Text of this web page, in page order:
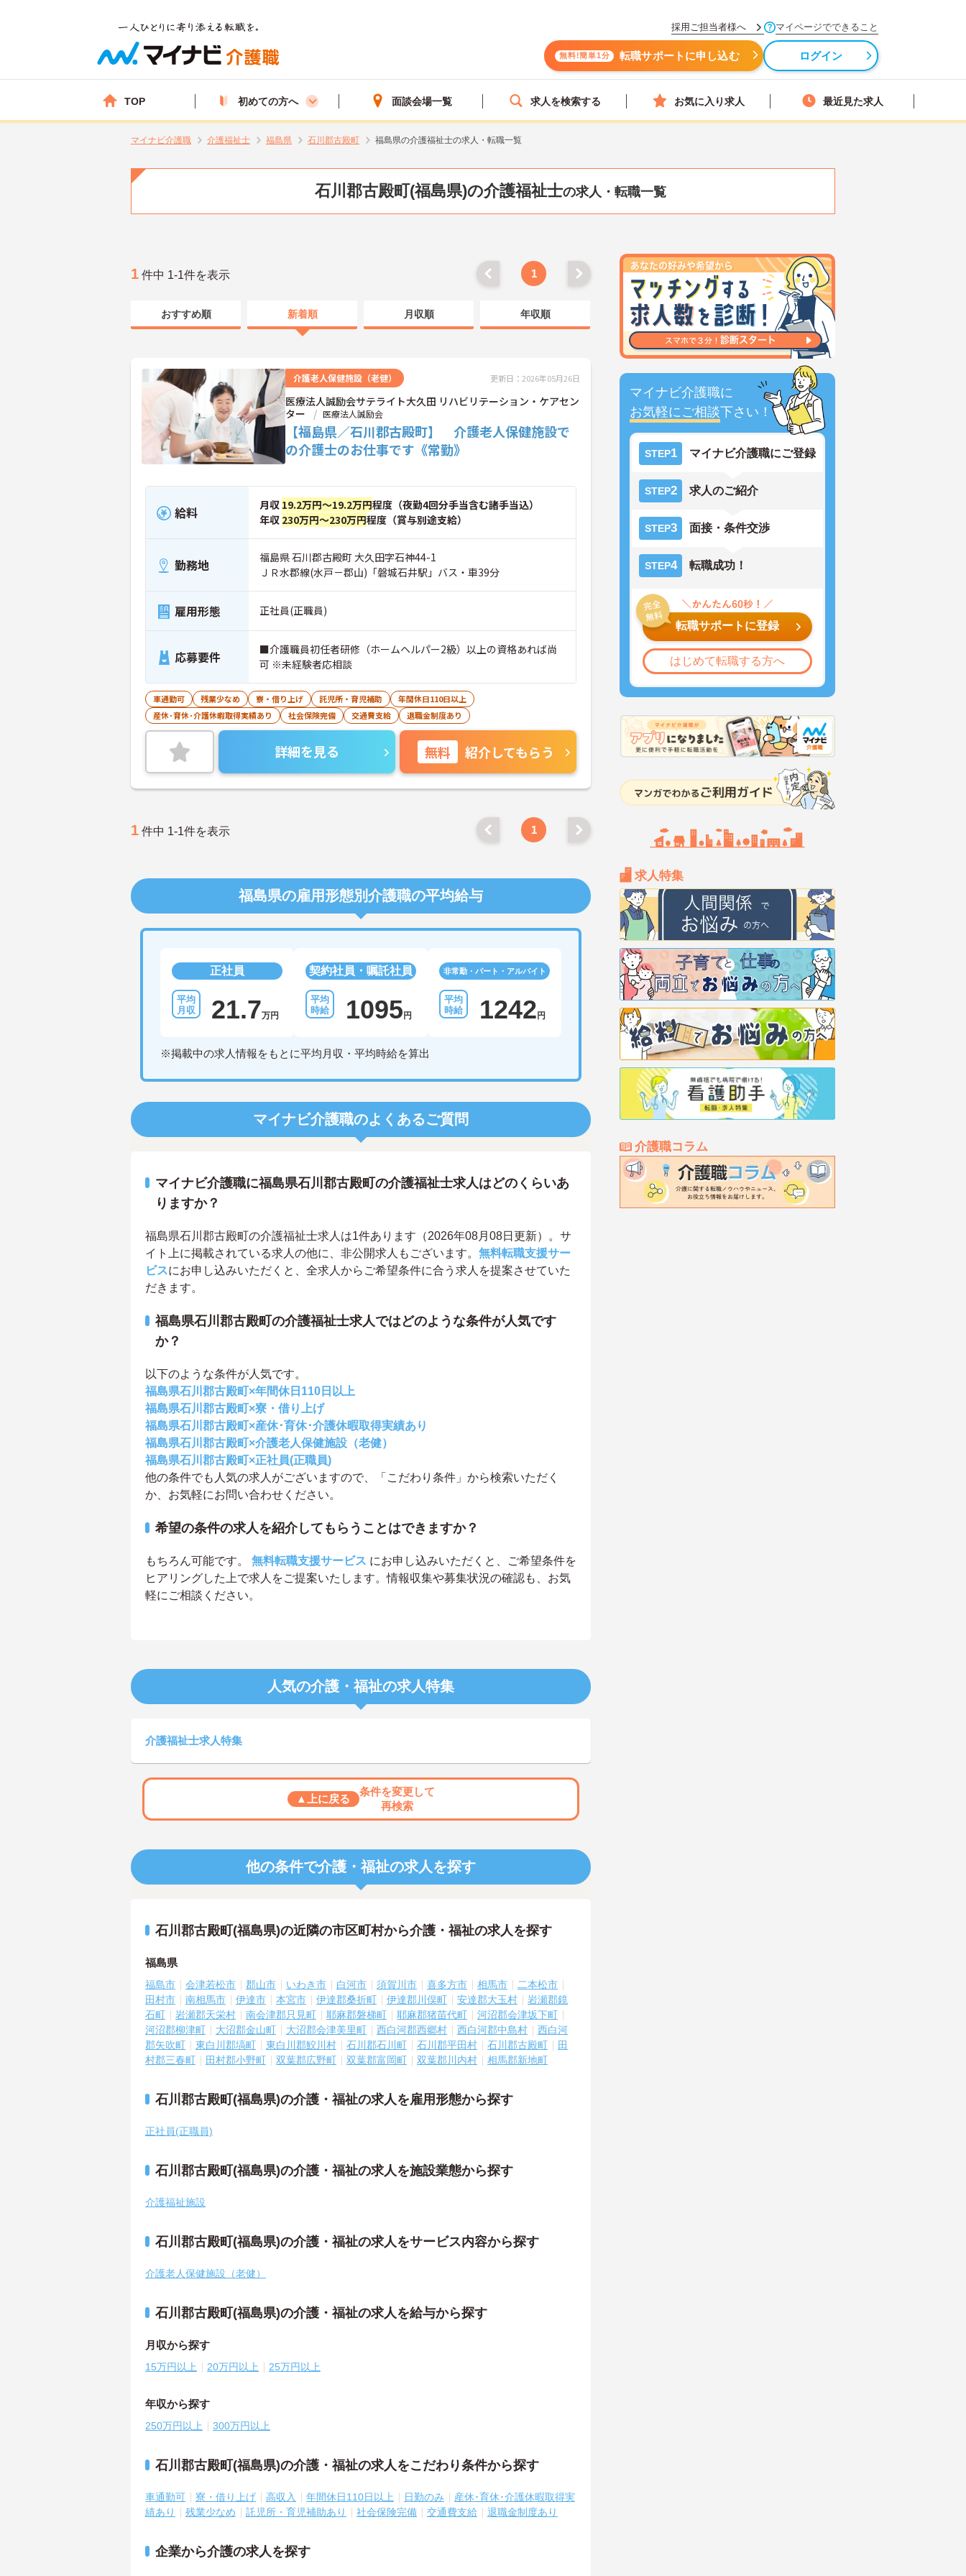
採用ご担当者様へ マイページでできること
無料!簡単1分 転職サポートに申し込む ログイン
TOP 初めての方へ 面談会場一覧 求人を検索する お気に入り求人 最近見た求人
マイナビ介護職 介護福祉士 福島県 石川郡古殿町 福島県の介護福祉士の求人・転職一覧
石川郡古殿町(福島県)の介護福祉士の求人・転職一覧
マイナビ介護職に
お気軽にご相談下さい！
STEP1 マイナビ介護職にご登録
STEP2 求人のご紹介
STEP3 面接・条件交渉
STEP4 転職成功！
転職サポートに登録
はじめて転職する方へ
求人特集
介護職コラム
1 件中 1-1件を表示 1
おすすめ順 新着順 月収順 年収順
介護老人保健施設（老健） 更新日：2026年05月26日
医療法人誠励会サテライト大久田 リハビリテーション・ケアセン
ター
医療法人誠励会
【福島県／石川郡古殿町】 介護老人保健施設で
の介護士のお仕事です《常勤》
給料 月収 19.2万円～19.2万円程度（夜勤4回分手当含む諸手当込）
年収 230万円～230万円程度（賞与別途支給）
勤務地
福島県 石川郡古殿町 大久田字石神44-1
ＪＲ水郡線(水戸－郡山)「磐城石井駅」バス・車39分
雇用形態 正社員(正職員)
応募要件
■介護職員初任者研修（ホームヘルパー2級）以上の資格あれば尚
可 ※未経験者応相談
車通勤可 残業少なめ 寮・借り上げ 託児所・育児補助
年間休日110日以上
産休･育休･介護休暇取得実績あり
社会保険完備 交通費支給 退職金制度あり
詳細を見る 無料 紹介してもらう
1 件中 1-1件を表示 1
福島県の雇用形態別介護職の平均給与
正社員
21.7万円
契約社員・嘱託社員
1095 円
非常勤・パート・アルバイト
1242 円
※掲載中の求人情報をもとに平均月収・平均時給を算出
マイナビ介護職のよくあるご質問
マイナビ介護職に福島県石川郡古殿町の介護福祉士求人はどのくらいあ
りますか？
福島県石川郡古殿町の介護福祉士求人は1件あります（2026年08月08日更新）。サ
イト上に掲載されている求人の他に、非公開求人もございます。 無料転職支援サー
ビスにお申し込みいただくと、全求人からご希望条件に合う求人を提案させていた
だきます。
福島県石川郡古殿町の介護福祉士求人ではどのような条件が人気です
か？
以下のような条件が人気です。
福島県石川郡古殿町×年間休日110日以上
福島県石川郡古殿町×寮・借り上げ
福島県石川郡古殿町×産休･育休･介護休暇取得実績あり
福島県石川郡古殿町×介護老人保健施設（老健）
福島県石川郡古殿町×正社員(正職員)
他の条件でも人気の求人がございますので、「こだわり条件」から検索いただく
か、お気軽にお問い合わせください。
希望の条件の求人を紹介してもらうことはできますか？
もちろん可能です。 無料転職支援サービス にお申し込みいただくと、ご希望条件を
ヒアリングした上で求人をご提案いたします。情報収集や募集状況の確認も、お気
軽にご相談ください。
人気の介護・福祉の求人特集
介護福祉士求人特集
▲上に戻る
条件を変更して
再検索
他の条件で介護・福祉の求人を探す
石川郡古殿町(福島県)の近隣の市区町村から介護・福祉の求人を探す
福島県
福島市 会津若松市 郡山市 いわき市 白河市 須賀川市 喜多方市 相馬市
二本松市
田村市
南相馬市 伊達市 本宮市 伊達郡桑折町 伊達郡川俣町 安達郡大玉村
岩瀬郡鏡
石町
岩瀬郡天栄村 南会津郡只見町 耶麻郡磐梯町 耶麻郡猪苗代町
河沼郡会津坂下町
河沼郡柳津町
大沼郡金山町 大沼郡会津美里町 西白河郡西郷村 西白河郡中島村
西白河
郡矢吹町
東白川郡塙町 東白川郡鮫川村 石川郡石川町 石川郡平田村 石川郡古殿町
田
村郡三春町
田村郡小野町 双葉郡広野町 双葉郡富岡町 双葉郡川内村 相馬郡新地町
石川郡古殿町(福島県)の介護・福祉の求人を雇用形態から探す
正社員(正職員)
石川郡古殿町(福島県)の介護・福祉の求人を施設業態から探す
介護福祉施設
石川郡古殿町(福島県)の介護・福祉の求人をサービス内容から探す
介護老人保健施設（老健）
石川郡古殿町(福島県)の介護・福祉の求人を給与から探す
月収から探す
15万円以上 20万円以上 25万円以上
年収から探す
250万円以上 300万円以上
石川郡古殿町(福島県)の介護・福祉の求人をこだわり条件から探す
車通勤可 寮・借り上げ 高収入 年間休日110日以上 日勤のみ
産休･育休･介護休暇取得実
績あり
残業少なめ 託児所・育児補助あり 社会保険完備 交通費支給 退職金制度あり
企業から介護の求人を探す